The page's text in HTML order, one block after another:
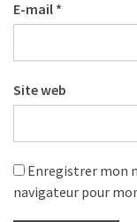
E-mail *
Site web
Enregistrer mon
navigateur pour